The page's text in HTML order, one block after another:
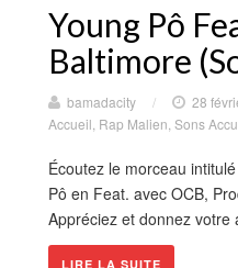
Young Pô
Baltimore
bamadacity / 28
Accueil Rap Malien Sons
Écoutez le morceau
Pô en Feat. avec OCB,
Appréciez et donnez votre
LIRE LA SUITE